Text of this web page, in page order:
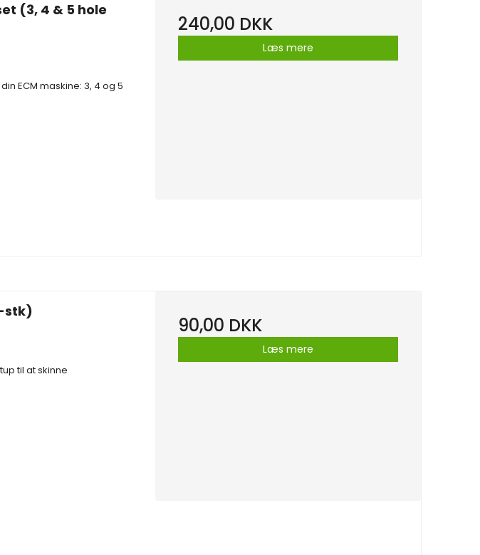
(3, 4 & 5 hole
ECM maskine: 3, 4 og 5
240,00 DKK
Læs mere
stk)
til at skinne
90,00 DKK
Læs mere